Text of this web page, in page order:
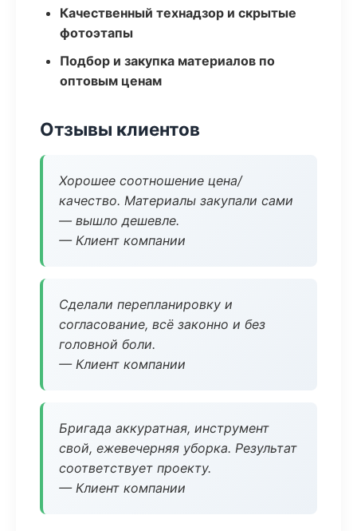
Качественный технадзор и скрытые
фотоэтапы
Подбор и закупка материалов по
оптовым ценам
Отзывы клиентов
Хорошее соотношение цена/
качество. Материалы закупали сами
— вышло дешевле.
— Клиент компании
Сделали перепланировку и
согласование, всё законно и без
головной боли.
— Клиент компании
Бригада аккуратная, инструмент
свой, ежевечерняя уборка. Результат
соответствует проекту.
— Клиент компании